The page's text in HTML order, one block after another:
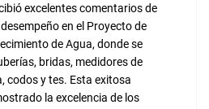
excelentes comentarios de
en el Proyecto de
de Agua, donde se
bridas, medidores de
codos y tes. Esta exitosa
la excelencia de los